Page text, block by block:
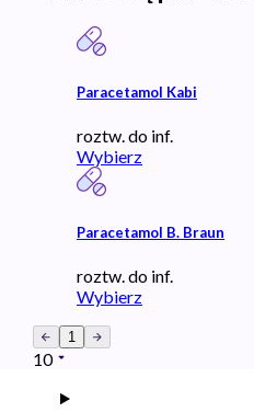
Paracetamol Kabi
roztw. do inf.
Wybierz
Paracetamol B. Braun
roztw. do inf.
Wybierz
1
10